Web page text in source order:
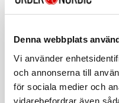
Denna webbplats
Vi använder
och annonserna till
för sociala medier och
vidarebefordrar även
Beskrivning